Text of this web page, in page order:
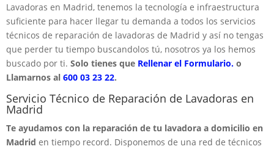
Lavadoras en Madrid, tenemos la tecnología e infraestructura
suficiente para hacer llegar tu demanda a todos los servicios
técnicos de reparación de lavadoras de Madrid y así no tengas
que perder tu tiempo buscandolos tú, nosotros ya los hemos
buscado por ti. Solo tienes que Rellenar el Formulario. o
Llamarnos al 600 03 23 22.
Servicio Técnico de Reparación de Lavadoras en
Madrid
Te ayudamos con la reparación de tu lavadora a domicilio en
Madrid en tiempo record. Disponemos de una red de técnicos